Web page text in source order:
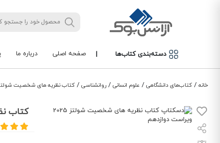
دسته‌بندی کتاب‌ها | صفحه اصلی درباره ما
خانه / کتاب‌های دانشگاهی / علوم انسانی / روانشناسی / کتاب نظریه های شخصیت شولتز 2025 ویراست
کتاب